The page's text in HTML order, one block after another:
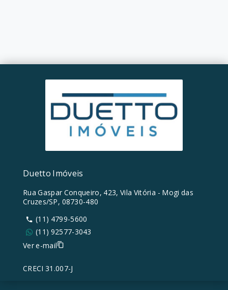
Duetto Imóveis
Rua Gaspar Conqueiro, 423, Vila Vitória - Mogi das
Cruzes/SP, 08730-480
(11) 4799-5600
(11) 92577-3043
Ver e-mail
CRECI 31.007-J